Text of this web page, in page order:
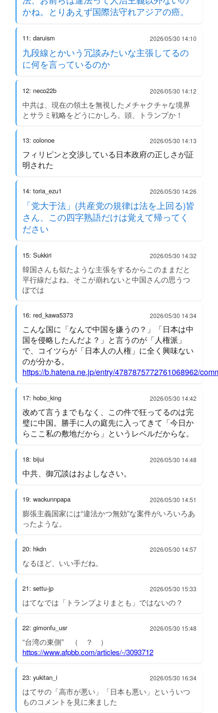
かね。とりあえず国際法守れアジアの癌。
11: daruism 2026/05/30 14:10
九段線とかいう冗談みたいな主張してるの
に何を言っているのか
12: neco22b 2026/05/30 14:12
中共は、現在の領土を無視したメチャクチャな境界
とサラミ戦略をどうにかしろ。頭、トランプか！
13: colonoe 2026/05/30 14:13
フィリピンと交渉している日本政府の正しさが証
明された
14: toria_ezu1 2026/05/30 14:26
「党大于法」(共産党の規律は法を上回る)皆
さん、この四字熟語だけは覚えて帰ってく
ださい
15: Sukkiri 2026/05/30 14:32
韓国さんも似たような主張をするからこのままだと
平行線だよね。そこが崩れないと中国さんの思うつ
ぼでは
16: red_kawa5373 2026/05/30 14:34
こんな国に「なんで中国を嫌うの？」「日本は中
国を侵略したんだよ？」と言うのが「人権派」
で、コイツらが「日本人の人権」に全く興味ない
のが分かる。
https://b.hatena.ne.jp/entry/4787875772761068962/
17: hobo_king 2026/05/30 14:42
改めて言うまでもなく、この件で狂ってるのは完
璧に中国。勝手に人の庭先に入ってきて「今日か
らここ私の敷地だから」というレベルだからな。
18: bijui 2026/05/30 14:48
中共、御冗談はおよしなさい。
19: wackunnpapa 2026/05/30 14:51
膨張主義国家には“違法かつ無効”な案件がいろいろあ
ったような。
20: hkdn 2026/05/30 14:57
なるほど、いい手だね。
21: settu-jp 2026/05/30 15:33
はてなでは「トランプよりまとも」ではないの？
22: gimonfu_usr 2026/05/30 15:48
“台湾の東側” （ ？ ）
https://www.afpbb.com/articles/-/3093712
23: yukitan_i 2026/05/30 16:34
はてサの「高市が悪い」「日本も悪い」といういつ
ものコメントを見に来ました